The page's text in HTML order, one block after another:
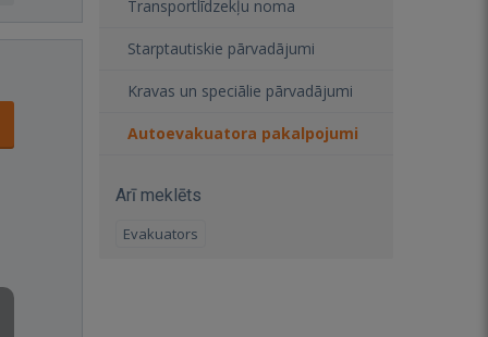
Transportlīdzekļu noma
Starptautiskie pārvadājumi
Kravas un speciālie pārvadājumi
Autoevakuatora pakalpojumi
Arī meklēts
Evakuators